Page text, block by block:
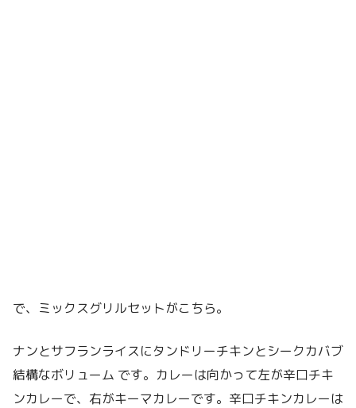
で、ミックスグリルセットがこちら。
ナンとサフランライスにタンドリーチキンとシークカバブ
結構なボリューム です。カレーは向かって左が辛口チキ
ンカレーで、右がキーマカレーです。辛口チキンカレーは